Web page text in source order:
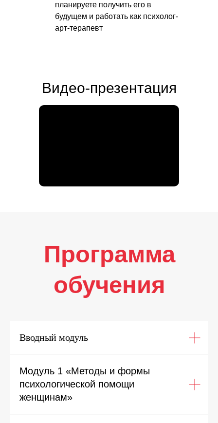
планируете получить его в
будущем и работать как психолог-
арт-терапевт
Видео-презентация
Вводный модуль
Модуль 1 «Методы и формы
психологической помощи
женщинам»